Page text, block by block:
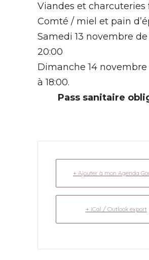
Viandes et charcuteries
Comté / miel et pain
Samedi 13 novembre de
20:00
Dimanche 14 novembre
à 18:00.
Pass sanitaire
+ Ajouter à mon Agenda
+ iCal / Outlook export